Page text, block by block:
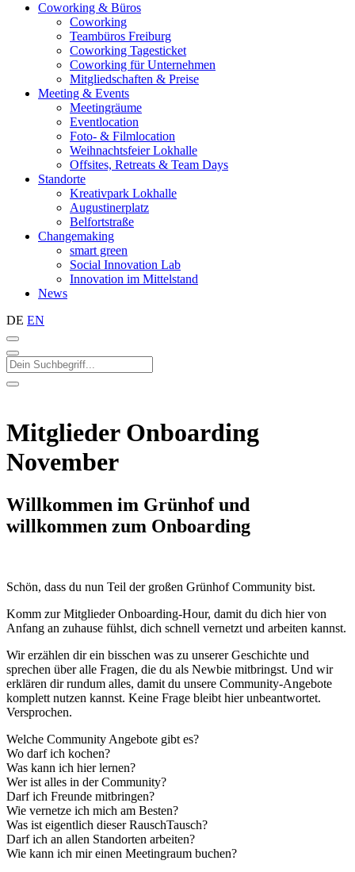
Coworking & Büros
Coworking
Teambüros Freiburg
Coworking Tagesticket
Coworking für Unternehmen
Mitgliedschaften & Preise
Meeting & Events
Meetingräume
Eventlocation
Foto- & Filmlocation
Weihnachtsfeier Lokhalle
Offsites, Retreats & Team Days
Standorte
Kreativpark Lokhalle
Augustinerplatz
Belfortstraße
Changemaking
smart green
Social Innovation Lab
Innovation im Mittelstand
News
DE EN
Mitglieder Onboarding
November
Willkommen im Grünhof und
willkommen zum Onboarding
Schön, dass du nun Teil der großen Grünhof Community bist.
Komm zur Mitglieder Onboarding-Hour, damit du dich hier von
Anfang an zuhause fühlst, dich schnell vernetzt und arbeiten kannst.
Wir erzählen dir ein bisschen was zu unserer Geschichte und
sprechen über alle Fragen, die du als Newbie mitbringst. Und wir
erklären dir rundum alles, damit du unsere Community-Angebote
komplett nutzen kannst. Keine Frage bleibt hier unbeantwortet.
Versprochen.
Welche Community Angebote gibt es?
Wo darf ich kochen?
Was kann ich hier lernen?
Wer ist alles in der Community?
Darf ich Freunde mitbringen?
Wie vernetze ich mich am Besten?
Was ist eigentlich dieser RauschTausch?
Darf ich an allen Standorten arbeiten?
Wie kann ich mir einen Meetingraum buchen?